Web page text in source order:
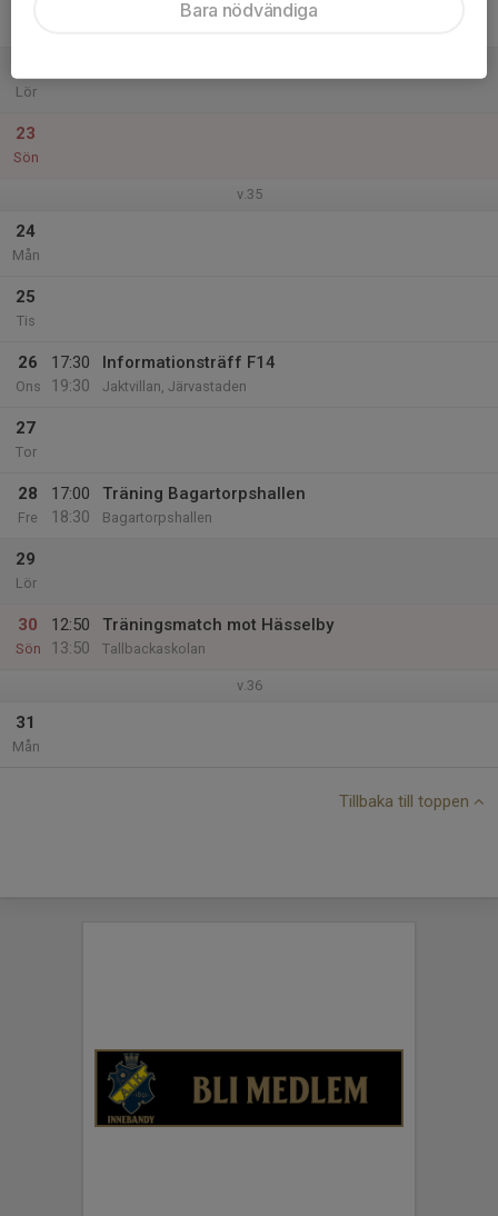
Lör
23
Sön
v.35
24
Mån
25
Tis
26
Ons
17:30
19:30
Informationsträff F14
Jaktvillan, Järvastaden
27
Tor
28
Fre
17:00
18:30
Träning Bagartorpshallen
Bagartorpshallen
29
Lör
30
Sön
12:50
13:50
Träningsmatch mot Hässelby
Tallbackaskolan
v.36
31
Mån
Tillbaka till toppen
Bara nödvändiga